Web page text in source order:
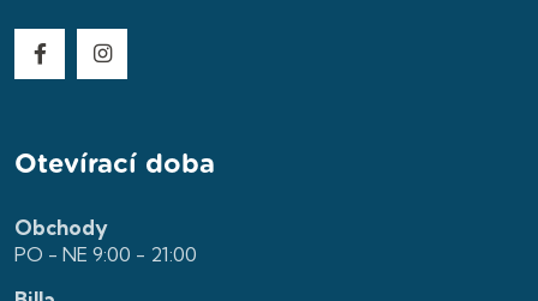
Otevírací doba
Obchody
PO - NE 9:00 - 21:00